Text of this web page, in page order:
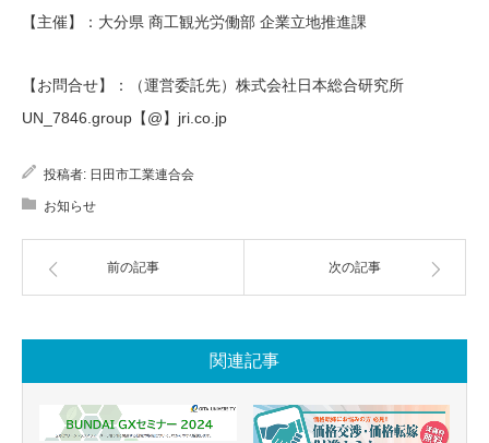
【主催】：大分県 商工観光労働部 企業立地推進課
【お問合せ】：（運営委託先）株式会社日本総合研究所
UN_7846.group【@】jri.co.jp
投稿者: 日田市工業連合会
お知らせ
前の記事 次の記事
関連記事